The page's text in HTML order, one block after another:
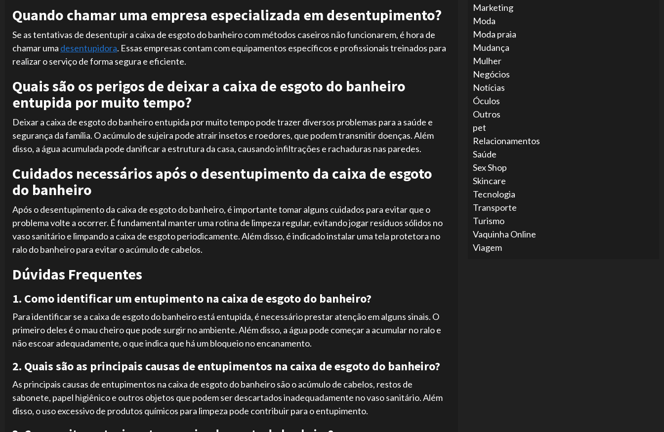
Quando chamar uma empresa especializada em desentupimento?
Se as tentativas de desentupir a caixa de esgoto do banheiro com métodos caseiros não funcionarem, é hora de
chamar uma desentupidora. Essas empresas contam com equipamentos específicos e profissionais treinados para
realizar o serviço de forma segura e eficiente.
Quais são os perigos de deixar a caixa de esgoto do banheiro
entupida por muito tempo?
Deixar a caixa de esgoto do banheiro entupida por muito tempo pode trazer diversos problemas para a saúde e
segurança da família. O acúmulo de sujeira pode atrair insetos e roedores, que podem transmitir doenças. Além
disso, a água acumulada pode danificar a estrutura da casa, causando infiltrações e rachaduras nas paredes.
Cuidados necessários após o desentupimento da caixa de esgoto
do banheiro
Após o desentupimento da caixa de esgoto do banheiro, é importante tomar alguns cuidados para evitar que o
problema volte a ocorrer. É fundamental manter uma rotina de limpeza regular, evitando jogar resíduos sólidos no
vaso sanitário e limpando a caixa de esgoto periodicamente. Além disso, é indicado instalar uma tela protetora no
ralo do banheiro para evitar o acúmulo de cabelos.
Dúvidas Frequentes
1. Como identificar um entupimento na caixa de esgoto do banheiro?
Para identificar se a caixa de esgoto do banheiro está entupida, é necessário prestar atenção em alguns sinais. O
primeiro deles é o mau cheiro que pode surgir no ambiente. Além disso, a água pode começar a acumular no ralo e
não escoar adequadamente, o que indica que há um bloqueio no encanamento.
2. Quais são as principais causas de entupimentos na caixa de esgoto do banheiro?
As principais causas de entupimentos na caixa de esgoto do banheiro são o acúmulo de cabelos, restos de
sabonete, papel higiênico e outros objetos que podem ser descartados inadequadamente no vaso sanitário. Além
disso, o uso excessivo de produtos químicos para limpeza pode contribuir para o entupimento.
Marketing
Moda
Moda praia
Mudança
Mulher
Negócios
Notícias
Óculos
Outros
pet
Relacionamentos
Saúde
Sex Shop
Skincare
Tecnologia
Transporte
Turismo
Vaquinha Online
Viagem